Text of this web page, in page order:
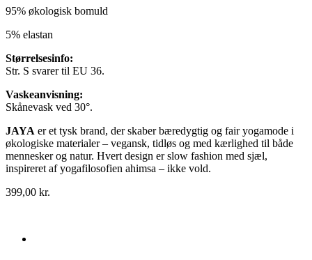
95% økologisk bomuld
5% elastan
Størrelsesinfo:
Str. S svarer til EU 36.
Vaskeanvisning:
Skånevask ved 30°.
JAYA er et tysk brand, der skaber bæredygtig og fair yogamode i
økologiske materialer – vegansk, tidløs og med kærlighed til både
mennesker og natur. Hvert design er slow fashion med sjæl,
inspireret af yogafilosofien ahimsa – ikke vold.
399,00 kr.